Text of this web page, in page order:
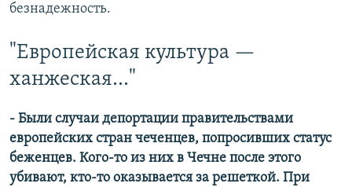
безнадежность.
"Европейская культура —
ханжеская..."
- Были случаи депортации правительствами
европейских стран чеченцев, попросивших статус
беженцев. Кого-то из них в Чечне после этого
убивают, кто-то оказывается за решеткой. При